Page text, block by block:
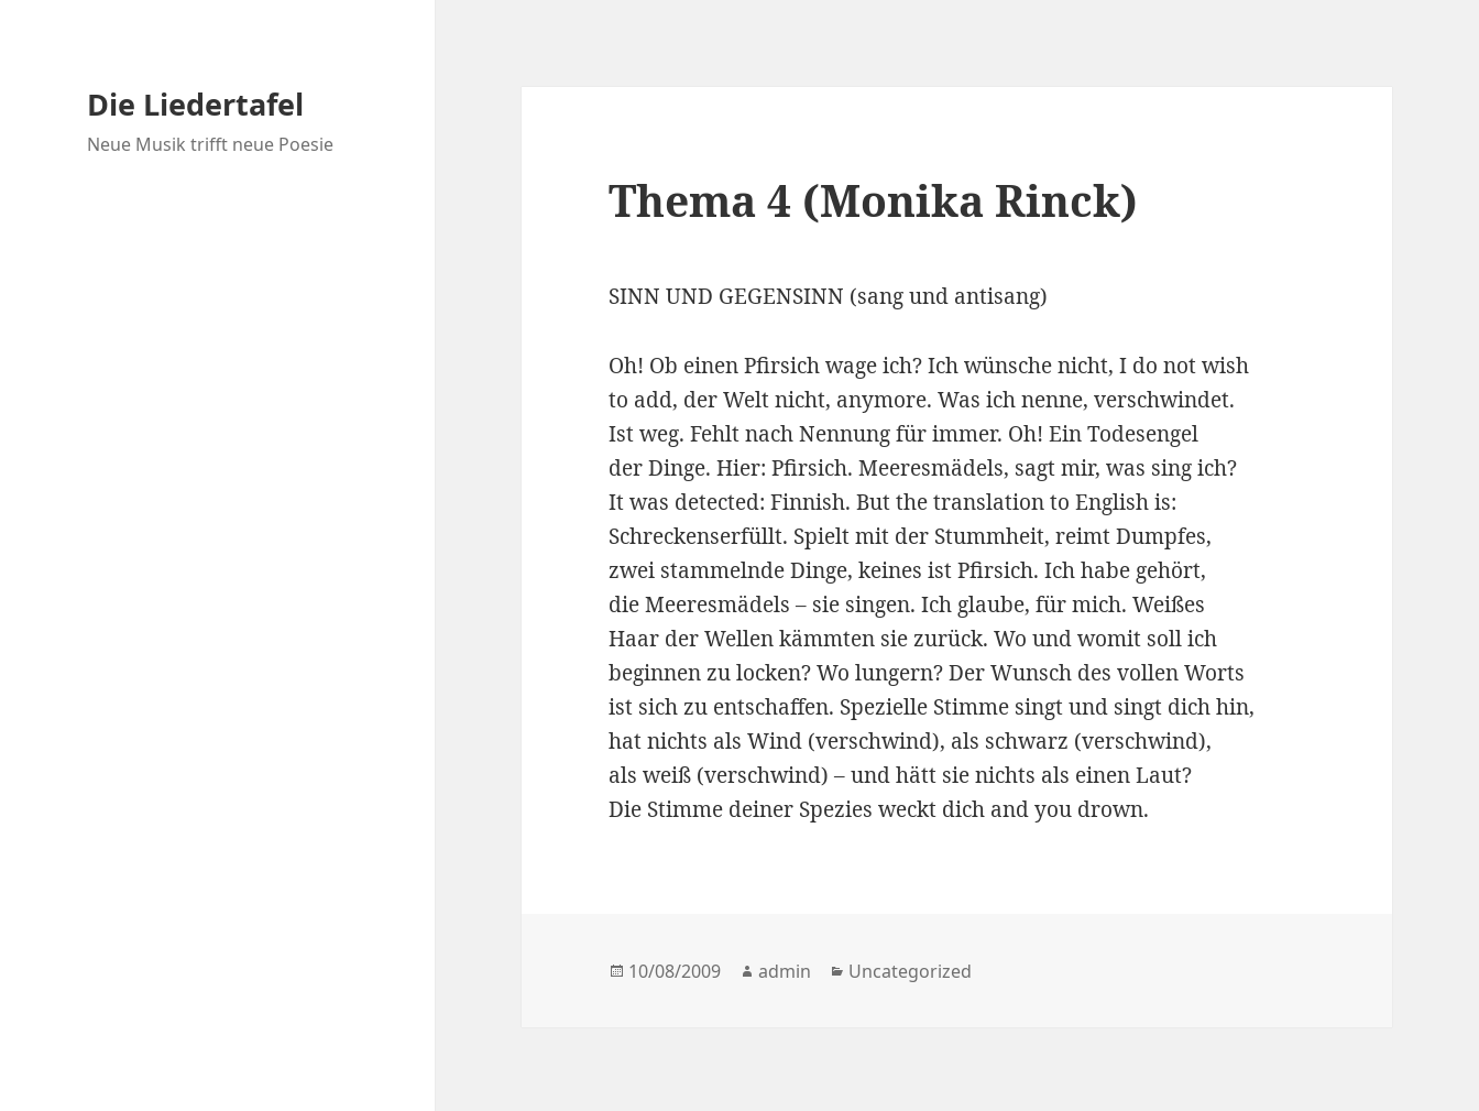
Die Liedertafel
Neue Musik trifft neue Poesie
Thema 4 (Monika Rinck)
SINN UND GEGENSINN (sang und antisang)
Oh! Ob einen Pfirsich wage ich?Ich wünsche nicht, I do not wish
to add, der Welt nicht, anymore. Was ich nenne, verschwindet.
Ist weg. Fehlt nach Nennung für immer. Oh! Ein Todesengel
der Dinge. Hier: Pfirsich. Meeresmädels, sagt mir, was sing ich?
It was detected: Finnish. But the translation to English is:
Schreckenserfüllt. Spielt mit der Stummheit, reimt Dumpfes,
zwei stammelnde Dinge, keines ist Pfirsich. Ich habe gehört,
die Meeresmädels – sie singen. Ich glaube, für mich. Weißes
Haar der Wellen kämmten sie zurück. Wo und womit soll ich
beginnen zu locken? Wo lungern? Der Wunsch des vollen Worts
ist sich zu entschaffen. Spezielle Stimme singt und singt dich hin,
hat nichts als Wind (verschwind), als schwarz (verschwind),
als weiß (verschwind) – und hätt sie nichts als einen Laut?
Die Stimme deiner Spezies weckt dich and you drown.
Posted
10/08/2009 Author
admin Categories
Uncategorized